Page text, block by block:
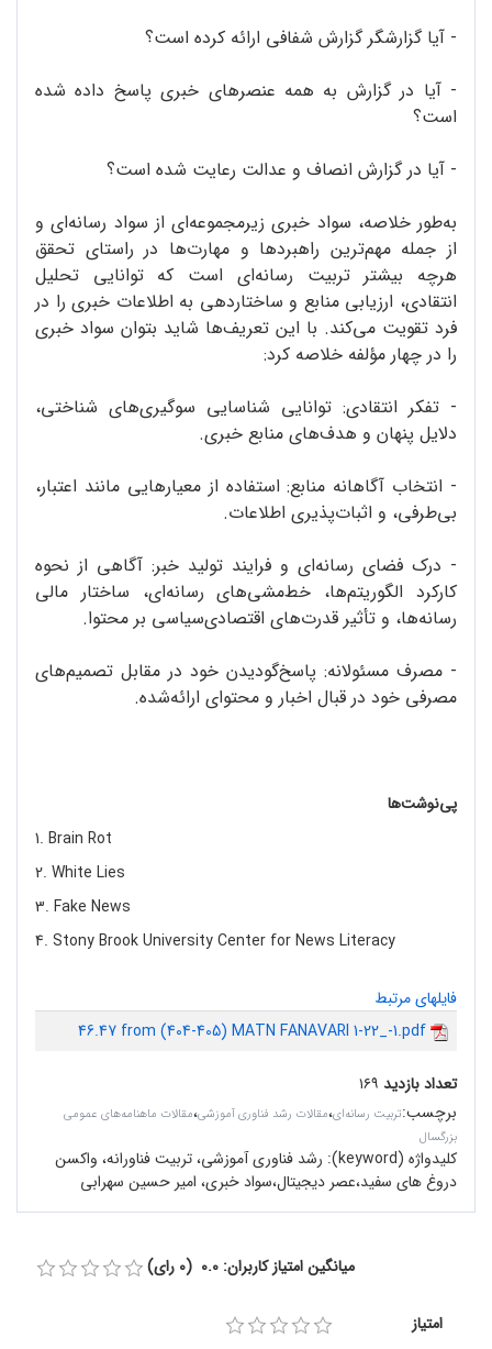
- آیا گزارشگر گزارش شفافی ارائه کرده است؟
- آیا در گزارش به همه‌ عنصرهای خبری پاسخ داده شده
است؟
- آیا در گزارش انصاف و عدالت رعایت شده است؟
به‌طور خلاصه، سواد خبری زیرمجموعه‌ای از سواد رسانه‌ای و
از جمله مهم‌ترین راهبردها و مهارت‌ها در راستای تحقق
هرچه بیشتر تربیت رسانه‌ای است که توانایی تحلیل
انتقادی، ارزیابی منابع و ساختاردهی به اطلاعات خبری را در
فرد تقویت می‌کند. با این تعریف‌ها شاید بتوان سواد خبری
را در چهار مؤلفه خلاصه کرد:
- تفکر انتقادی: توانایی شناسایی سوگیری‌های شناختی،
دلایل پنهان و هدف‌های منابع خبری.
- انتخاب آگاهانه‌ منابع: استفاده از معیارهایی مانند اعتبار،
بی‌طرفی، و اثبات‌پذیری اطلاعات.
- درک فضای رسانه‌ای و فرایند تولید خبر: آگاهی از نحوه‌
کارکرد الگوریتم‌ها، خط‌مشی‌های رسانه‌ای، ساختار مالی
رسانه‌ها، و تأثیر قدرت‌های اقتصادی‌سیاسی بر محتوا.
- مصرف مسئولانه: پاسخ‌گودیدن خود در مقابل تصمیم‌های
مصرفی خود در قبال اخبار و محتوای ارائه‌شده.
پی‌نوشت‌ها
1. Brain Rot
2. White Lies
3. Fake News
4. Stony Brook University Center for News Literacy
فایلهای مرتبط
46.47 from (404-405) MATN FANAVARI 1-22_-1.pdf
تعداد بازدید ۱۶۹
برچسب:تربیت رسانه‌ای،مقالات رشد فناوری آموزشی،مقالات ماهنامه‌های عمومی
بزرگسال
کلیدواژه (keyword):
رشد فناوری آموزشی، تربیت فناورانه، واکسن
دروغ های سفید،عصر دیجیتال،سواد خبری، امیر حسین سهرابی
میانگین امتیاز کاربران: 0.0 (0 رای)
امتیاز